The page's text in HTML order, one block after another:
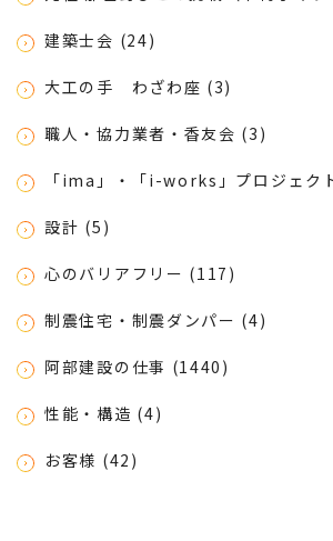
建築士会 (24)
大工の手 わざわ座 (3)
職人・協力業者・香友会 (3)
「ima」・「i-works」プロジェク
設計 (5)
心のバリアフリー (117)
制震住宅・制震ダンパー (4)
阿部建設の仕事 (1440)
性能・構造 (4)
お客様 (42)